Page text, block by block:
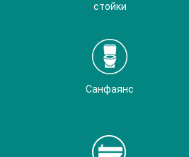
стойки
Санфаянс